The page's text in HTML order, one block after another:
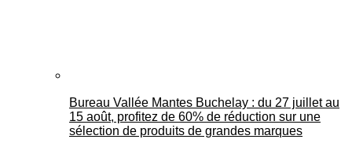
Bureau Vallée Mantes Buchelay : du 27 juillet au
15 août, profitez de 60% de réduction sur une
sélection de produits de grandes marques